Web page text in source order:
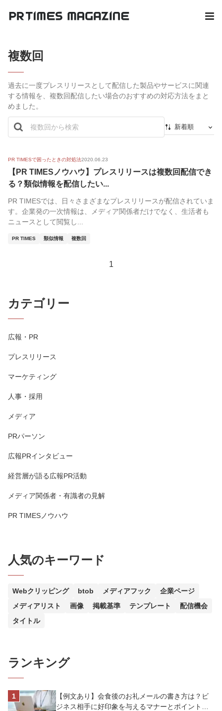
複数回
過去に一度プレスリリースとして配信した製品やサービスに関連
する情報を、複数回配信したい場合のおすすめの対応方法をまと
めました。
新着順
人気順
PR TIMESで困ったときの対処法2020.06.23
【PR TIMESノウハウ】プレスリリースは複数回配信でき
る？類似情報を配信したい...
PR TIMESでは、日々さまざまなプレスリリースが配信されていま
す。企業発の一次情報は、メディア関係者だけでなく、生活者も
ニュースとして閲覧し...
PR TIMES 類似情報 複数回
1
カテゴリー
広報・PR
プレスリリース
マーケティング
人事・採用
メディア
PRパーソン
広報PRインタビュー
経営層が語る広報PR活動
メディア関係者・有識者の見解
PR TIMESノウハウ
人気のキーワード
Webクリッピング btob メディアフック
企業ページ
メディアリスト
画像 掲載基準 テンプレート
配信機会
タイトル
ランキング
【例文あり】会食後のお礼メールの書き方は？ビ
ジネス相手に好印象を与えるマナーとポイントを